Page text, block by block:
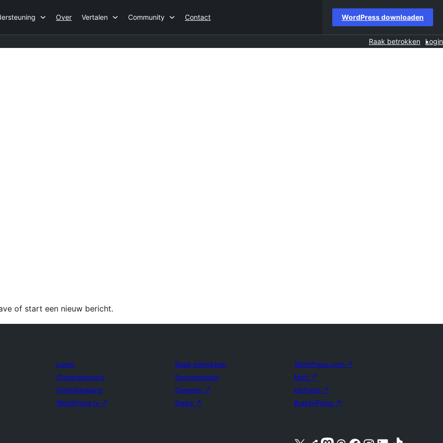
Over Vertalen Community Contact WordPress downloaden
Raak betrokken Login
of start een nieuw bericht.
Leren
Ondersteuning
Ontwikkelaars
WordPress.tv ↗
Raak betrokken
Evenementen
Doneren ↗
Swag ↗
WordPress.com ↗
Matt ↗
bbPress ↗
BuddyPress ↗